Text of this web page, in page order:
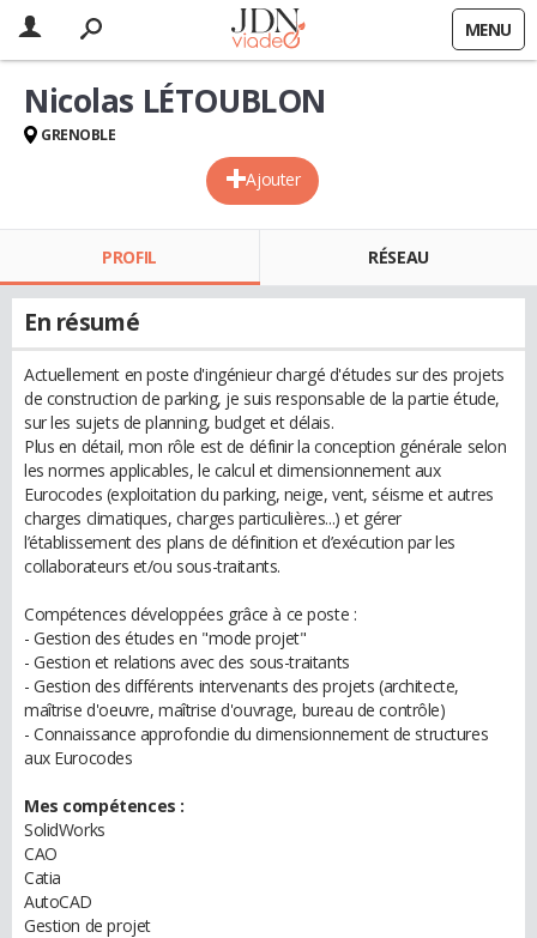
MENU
Ajouter
Nicolas LÉTOUBLON
GRENOBLE
PROFIL RÉSEAU
En résumé
Actuellement en poste d'ingénieur chargé d'études sur des projets
de construction de parking, je suis responsable de la partie étude,
sur les sujets de planning, budget et délais.
Plus en détail, mon rôle est de définir la conception générale selon
les normes applicables, le calcul et dimensionnement aux
Eurocodes (exploitation du parking, neige, vent, séisme et autres
charges climatiques, charges particulières...) et gérer
l’établissement des plans de définition et d’exécution par les
collaborateurs et/ou sous-traitants.
Compétences développées grâce à ce poste :
- Gestion des études en "mode projet"
- Gestion et relations avec des sous-traitants
- Gestion des différents intervenants des projets (architecte,
maîtrise d'oeuvre, maîtrise d'ouvrage, bureau de contrôle)
- Connaissance approfondie du dimensionnement de structures
aux Eurocodes
Mes compétences :
SolidWorks
CAO
Catia
AutoCAD
Gestion de projet